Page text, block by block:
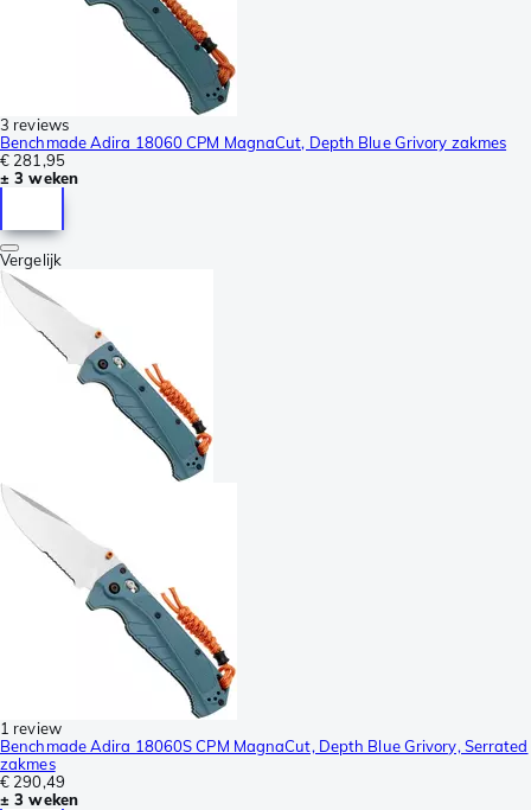
3 reviews
Benchmade Adira 18060 CPM MagnaCut, Depth Blue Grivory zakmes
€ 281,95
± 3 weken
Vergelijk
1 review
Benchmade Adira 18060S CPM MagnaCut, Depth Blue Grivory, Serrated
zakmes
€ 290,49
± 3 weken